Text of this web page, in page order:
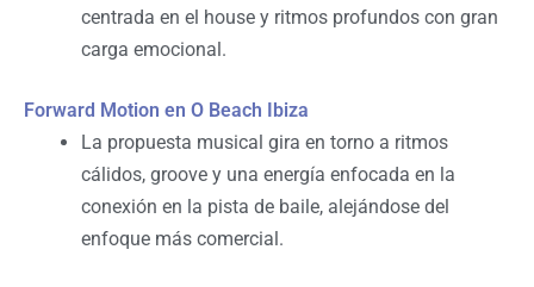
centrada en el house y ritmos profundos con gran
carga emocional.
Forward Motion en O Beach Ibiza
La propuesta musical gira en torno a ritmos
cálidos, groove y una energía enfocada en la
conexión en la pista de baile, alejándose del
enfoque más comercial.